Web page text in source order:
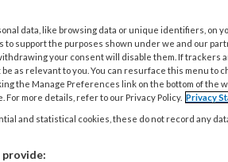
een
Tijdens het
hij nader in op
van invloed
29
data, like browsing data or unique identifiers, on
support the purposes shown under we and our
your consent will disable them. If trackers
as relevant to you. You can resurface this menu to
the Manage Preferences link on the bottom of the
more details, refer to our Privacy Policy. Privacy
and statistical cookies, these do not record any